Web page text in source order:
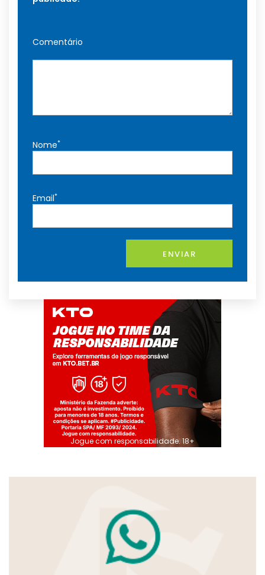
Comentário
Nome*
Email*
ENVIAR
Jogue com responsabilidade. 18+